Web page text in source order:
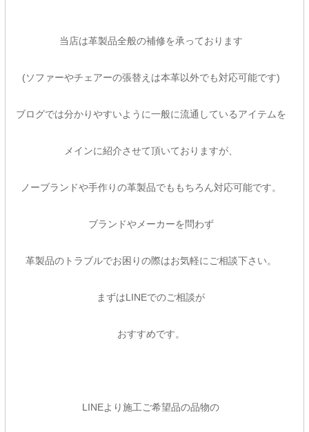
当店は革製品全般の補修を承っております
(ソファーやチェアーの張替えは本革以外でも対応可能です)
ブログでは分かりやすいように一般に流通しているアイテムを
メインに紹介させて頂いておりますが、
ノーブランドや手作りの革製品でももちろん対応可能です。
ブランドやメーカーを問わず
革製品のトラブルでお困りの際はお気軽にご相談下さい。
まずはLINEでのご相談が
おすすめです。
LINEより施工ご希望品の品物の